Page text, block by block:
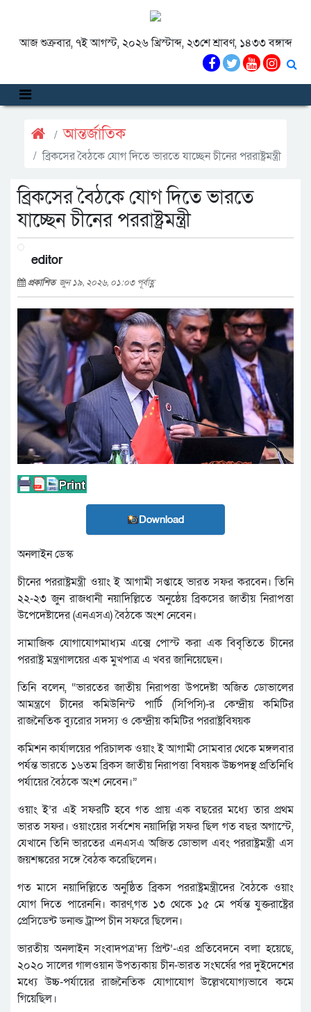
আজ শুক্রবার, ৭ই আগস্ট, ২০২৬ খ্রিস্টাব্দ, ২৩শে শ্রাবণ, ১৪৩৩ বঙ্গাব্দ
আন্তর্জাতিক
ব্রিকসের বৈঠকে যোগ দিতে ভারতে যাচ্ছেন চীনের পররাষ্ট্রমন্ত্রী
ব্রিকসের বৈঠকে যোগ দিতে ভারতে
যাচ্ছেন চীনের পররাষ্ট্রমন্ত্রী
editor
প্রকাশিত জুন ১৯, ২০২৬, ০১:০৩ পূর্বাহ্ণ
Download
অনলাইন ডেস্ক
চীনের পররাষ্ট্রমন্ত্রী ওয়াং ই আগামী সপ্তাহে ভারত সফর করবেন। তিনি
২২-২৩ জুন রাজধানী নয়াদিল্লিতে অনুষ্ঠেয় ব্রিকসের জাতীয় নিরাপত্তা
উপেদেষ্টাদের (এনএসএ) বৈঠকে অংশ নেবেন।
সামাজিক যোগাযোগমাধ্যম এক্সে পোস্ট করা এক বিবৃতিতে চীনের
পররাষ্ট্র মন্ত্রণালয়ের এক মুখপাত্র এ খবর জানিয়েছেন।
তিনি বলেন, “ভারতের জাতীয় নিরাপত্তা উপদেষ্টা অজিত ডোভালের
আমন্ত্রণে চীনের কমিউনিস্ট পার্টি (সিপিসি)-র কেন্দ্রীয় কমিটির
রাজনৈতিক ব্যুরোর সদস্য ও কেন্দ্রীয় কমিটির পররাষ্ট্রবিষয়ক
কমিশন কার্যালয়ের পরিচালক ওয়াং ই আগামী সোমবার থেকে মঙ্গলবার
পর্যন্ত ভারতে ১৬তম ব্রিকস জাতীয় নিরাপত্তা বিষয়ক উচ্চপদস্থ প্রতিনিধি
পর্যায়ের বৈঠকে অংশ নেবেন।”
ওয়াং ই’র এই সফরটি হবে গত প্রায় এক বছরের মধ্যে তার প্রথম
ভারত সফর। ওয়াংয়ের সর্বশেষ নয়াদিল্লি সফর ছিল গত বছর অগাস্টে,
যেখানে তিনি ভারতের এনএসএ অজিত ডোভাল এবং পররাষ্ট্রমন্ত্রী এস
জয়শঙ্করের সঙ্গে বৈঠক করেছিলেন।
গত মাসে নয়াদিল্লিতে অনুষ্ঠিত ব্রিকস পররাষ্ট্রমন্ত্রীদের বৈঠকে ওয়াং
যোগ দিতে পারেননি। কারণ,গত ১৩ থেকে ১৫ মে পর্যন্ত যুক্তরাষ্ট্রের
প্রেসিডেন্ট ডনাল্ড ট্রাম্প চীন সফরে ছিলেন।
ভারতীয় অনলাইন সংবাদপত্র‘দ্য প্রিন্ট’-এর প্রতিবেদনে বলা হয়েছে,
২০২০ সালের গালওয়ান উপত্যকায় চীন-ভারত সংঘর্ষের পর দুইদেশের
মধ্যে উচ্চ-পর্যায়ের রাজনৈতিক যোগাযোগ উল্লেখযোগ্যভাবে কমে
গিয়েছিল।